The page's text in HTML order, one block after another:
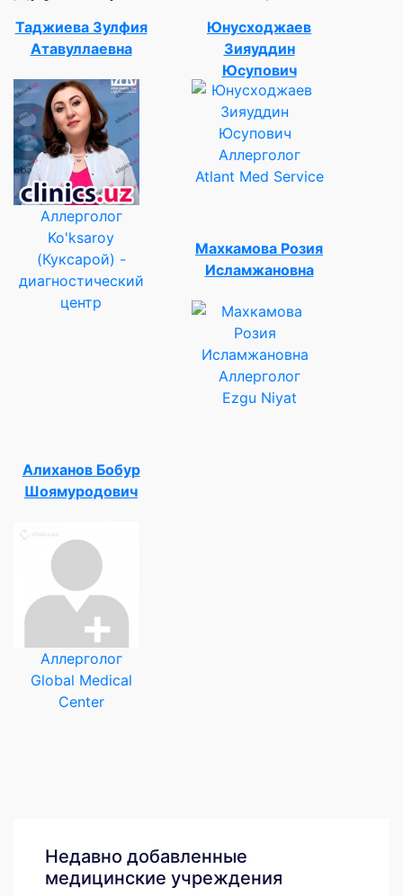
Таджиева Зулфия
Атавуллаевна
Аллерголог
Ko'ksaroy
(Куксарой) -
диагностический
центр
Юнусходжаев
Зияуддин
Юсупович
Аллерголог
Atlant Med Service
Махкамова Розия
Исламжановна
Аллерголог
Ezgu Niyat
Алиханов Бобур
Шоямуродович
Аллерголог
Global Medical
Center
Недавно добавленные
медицинские учреждения